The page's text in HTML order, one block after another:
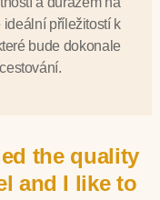
ideální příležitostí k
bude dokonale
the quality
and I like to